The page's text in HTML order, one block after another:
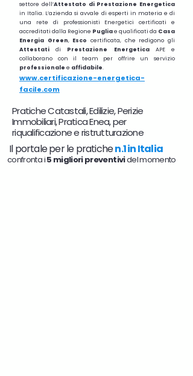
settore dell’Attestato di Prestazione Energetica
in Italia. L’azienda si avvale di esperti in materia e di
una rete di professionisti Energetici certificati e
accreditati dalla Regione Pugliae qualificati da Casa
Energia Green, Escocertificata, che redigono gli
Attestatidi Prestazione EnergeticaAPE e
collaborano con il team per offrire un servizio
professionale e affidabile.
www.certificazione-energetica-
facile.com
Pratiche Catastali, Edilizie, Perizie
Immobiliari, Pratica Enea, per
riqualificazione e ristrutturazione
Il portale per le pratichen.1 in Italia
confronta i5 migliori preventividel momento